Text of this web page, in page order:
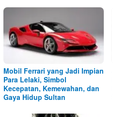
Mobil Ferrari yang Jadi Impian
Para Lelaki, Simbol
Kecepatan, Kemewahan, dan
Gaya Hidup Sultan